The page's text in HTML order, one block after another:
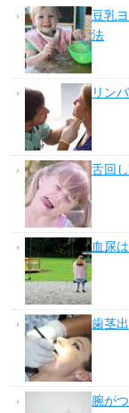
豆乳
法
リン
舌回
血尿
歯茎
腕が